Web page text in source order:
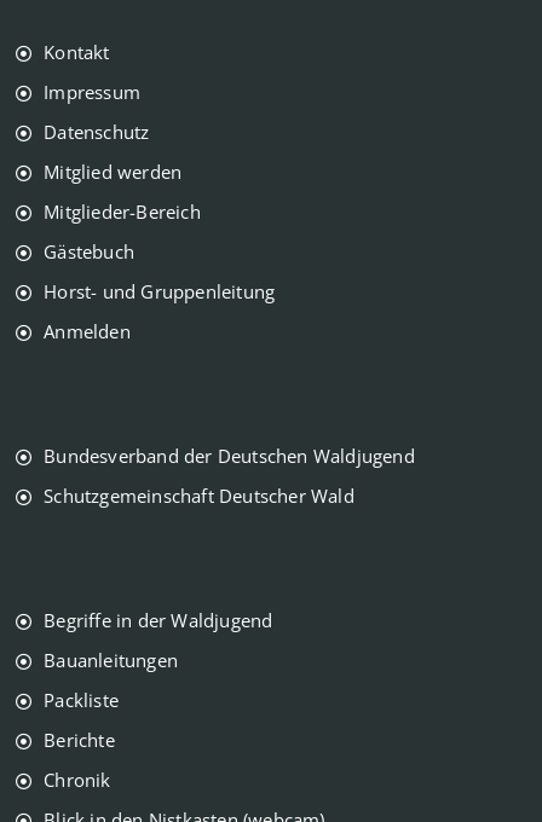
Kontakt
Impressum
Datenschutz
Mitglied werden
Mitglieder-Bereich
Gästebuch
Horst- und Gruppenleitung
Anmelden
Bundesverband der Deutschen Waldjugend
Schutzgemeinschaft Deutscher Wald
Begriffe in der Waldjugend
Bauanleitungen
Packliste
Berichte
Chronik